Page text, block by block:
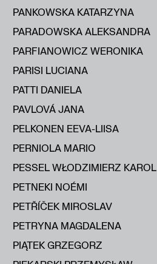
PANKOWSKA KATARZYNA
PARADOWSKA ALEKSANDRA
PARFIANOWICZ WERONIKA
PARISI LUCIANA
PATTI DANIELA
PAVLOVÁ JANA
PELKONEN EEVA-LIISA
PERNIOLA MARIO
PESSEL WŁODZIMIERZ KAROL
PETNEKI NOÉMI
PETŘÍČEK MIROSLAV
PETRYNA MAGDALENA
PIĄTEK GRZEGORZ